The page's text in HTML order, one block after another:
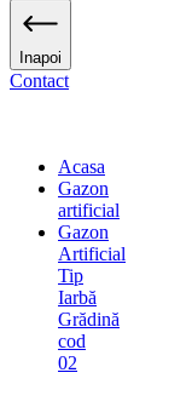
Inapoi
Contact
Acasa
Gazon
artificial
Gazon
Artificial
Tip
Iarbă
Grădină
cod
02